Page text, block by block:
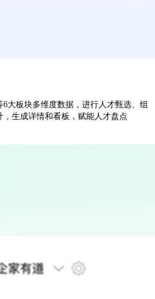
大板块多维度数据，进行人才甄选、组
生成详情和看板，赋能人才盘点